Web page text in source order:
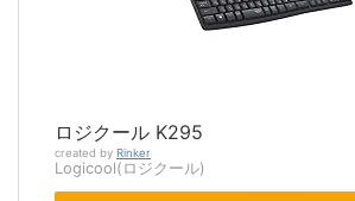
ロジクール K295
created by Rinker
Logicool(ロジクール)